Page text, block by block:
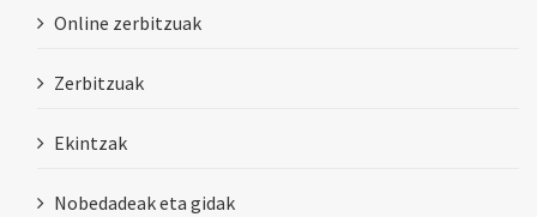
Online zerbitzuak
Zerbitzuak
Ekintzak
Nobedadeak eta gidak